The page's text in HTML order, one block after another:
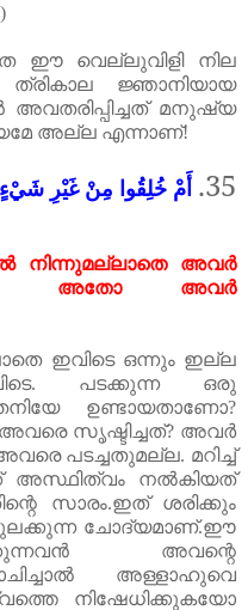
ഈ വെല്ലുവിളി
നില
ത്രികാല
ജ്ഞാനിയായ
അവതരിപ്പിച്ചത്
മനുഷ്യ
അല്ല എന്നാണ്!
35. أَمْ خُلِقُوا مِنْ غَيْرِ
നിന്നുമല്ലാതെ
അവർ
അതോ
അവർ
ഇവിടെ ഒന്നും ഇല്ല
. പടക്കുന്ന
ഒരു
ഉണ്ടായതാണോ?
അവരെ സൃഷ്ടിച്ചത്? അവർ
പടച്ചതുമല്ല. മറിച്ച്
അസ്ഥിത്വം
നൽകിയത്
സാരം.ഇത്
ശരിക്കും
ചോദ്യമാണ്.ഈ
അവന്റെ
അള്ളാഹുവെ
നിഷേധിക്കുകയോ